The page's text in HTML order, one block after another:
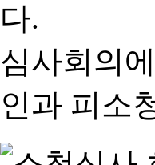
다.
심사회의
인과 피소